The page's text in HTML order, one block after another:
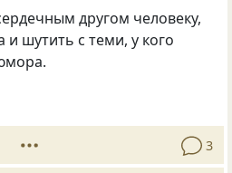
другом человеку,
и шутить с теми, у кого
3